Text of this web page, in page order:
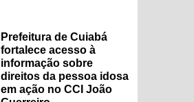
Prefeitura de Cuiabá
fortalece acesso à
informação sobre
direitos da pessoa idosa
em ação no CCI João